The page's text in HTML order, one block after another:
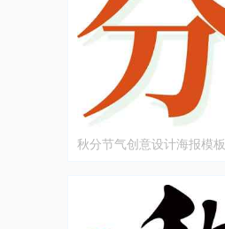
秋分节气创意设计海报模板